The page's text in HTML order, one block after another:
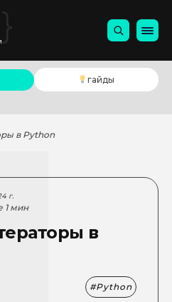
}
гайды
в Python
г.
1 мин
в
Python